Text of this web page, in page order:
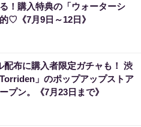
！購入特典の「ウォーターシ
♡《7月9日～12日》
配布に購入者限定ガチャも！ 渋
」のポップアップストア
プン。《7月23日まで》